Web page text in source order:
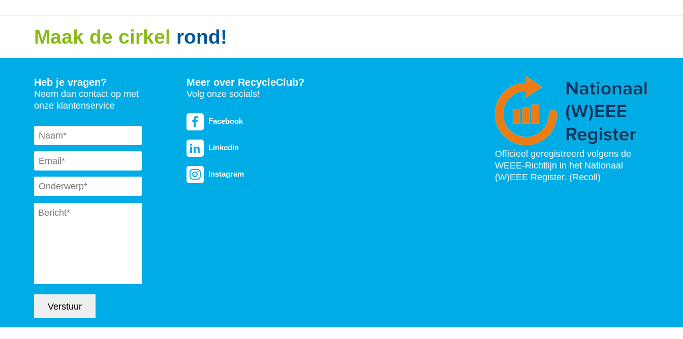
Maak de cirkel rond!
Heb je vragen?
Neem dan contact op met
onze klantenservice
Naam *
Email *
Subject *
Message *
Verstuur
Meer over RecycleClub?
Volg onze socials!
Facebook
LinkedIn
Instagram
Officieel geregistreerd volgens de
WEEE-Richtlijn in het Nationaal
(W)EEE Register. (Recoll)